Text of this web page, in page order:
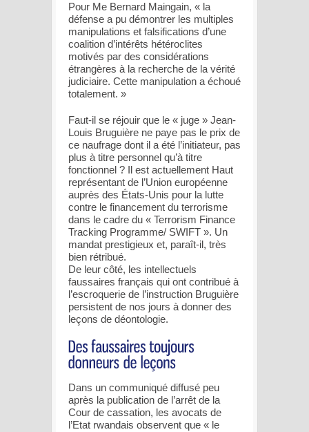
Pour Me Bernard Maingain, « la
défense a pu démontrer les multiples
manipulations et falsifications d’une
coalition d’intérêts hétéroclites
motivés par des considérations
étrangères à la recherche de la vérité
judiciaire. Cette manipulation a échoué
totalement. »
Faut-il se réjouir que le « juge » Jean-
Louis Bruguière ne paye pas le prix de
ce naufrage dont il a été l’initiateur, pas
plus à titre personnel qu’à titre
fonctionnel ? Il est actuellement Haut
représentant de l’Union européenne
auprès des États-Unis pour la lutte
contre le financement du terrorisme
dans le cadre du « Terrorism Finance
Tracking Programme/ SWIFT ». Un
mandat prestigieux et, paraît-il, très
bien rétribué.
De leur côté, les intellectuels
faussaires français qui ont contribué à
l’escroquerie de l’instruction Bruguière
persistent de nos jours à donner des
leçons de déontologie.
Dans un communiqué diffusé peu
après la publication de l’arrêt de la
Cour de cassation, les avocats de
l’Etat rwandais observent que « le